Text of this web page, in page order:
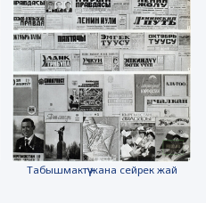
Табышмактүү жана сейрек жай